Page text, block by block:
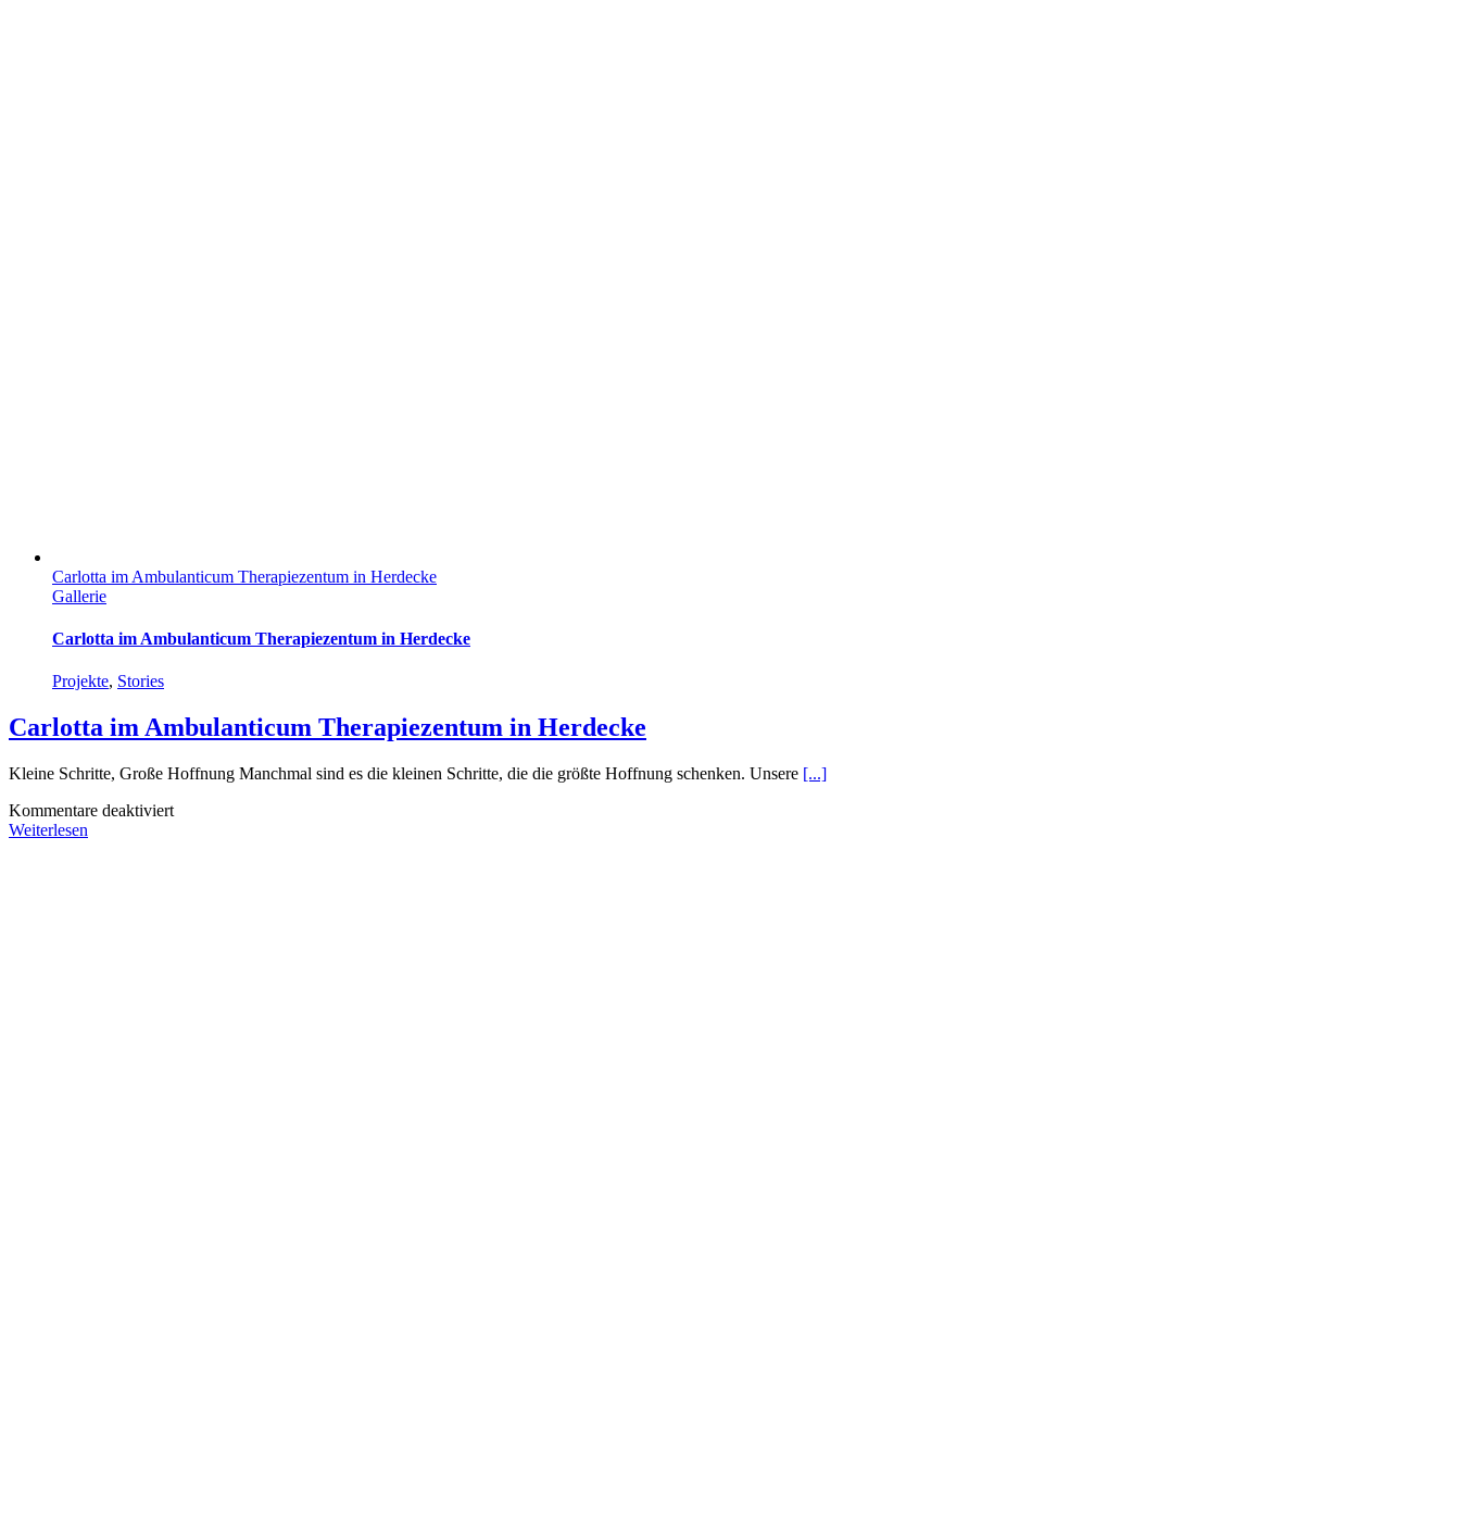
Carlotta im Ambulanticum Therapiezentum in Herdecke
Gallerie
Carlotta im Ambulanticum Therapiezentum in Herdecke
Projekte, Stories
Carlotta im Ambulanticum Therapiezentum in Herdecke
Kleine Schritte, Große Hoffnung Manchmal sind es die kleinen Schritte, die die größte Hoffnung schenken. Unsere [...]
Kommentare deaktiviertfür
Weiterlesen